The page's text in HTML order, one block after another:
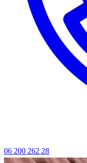
06 200 262 28